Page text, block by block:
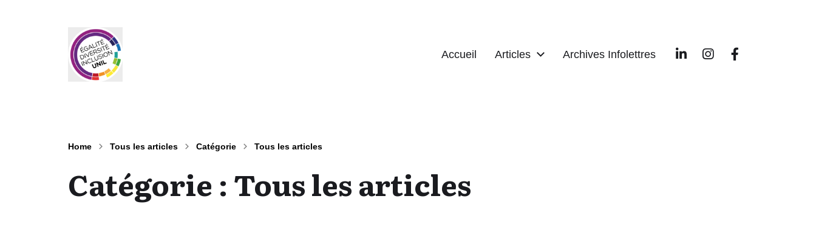
Accueil Articles Archives Infolettres
Home Tous les articles Catégorie Tous les articles
Catégorie :Tous les articles